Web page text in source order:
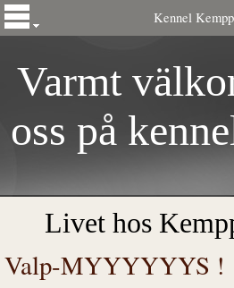
Kennel
Varmt
oss på
´s
Livet hos
Valp-MYYYYYYS !